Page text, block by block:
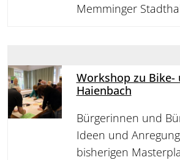
Memminger
Workshop zu Bike-
Haienbach
Bürgerinnen und
Ideen und
bisherigen